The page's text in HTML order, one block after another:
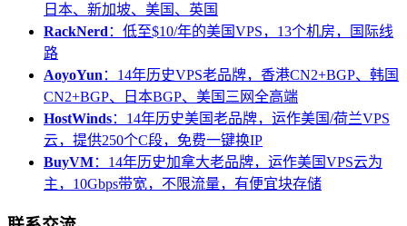
日本、新加坡、美国、英国
RackNerd ：低至$10/年的美国VPS，13个机房，国际线
路
AoyoYun ：14年历史VPS老品牌，香港CN2+BGP、韩国
CN2+BGP、日本BGP、美国三网全高端
HostWinds：14年历史美国老品牌，运作美国/荷兰VPS
云，提供250个C段，免费一键换IP
BuyVM：14年历史加拿大老品牌，运作美国VPS云为
主，10Gbps带宽，不限流量，有便宜块存储